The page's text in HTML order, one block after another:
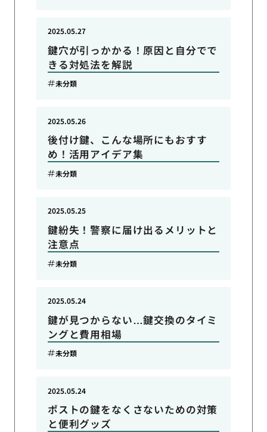
鍵穴が引っかかる！原因と自分でで
きる対処法を解説
2025.05.27
未分類
後付け鍵、こんな場所にもおすす
め！活用アイデア集
2025.05.26
未分類
鍵紛失！警察に届け出るメリットと
注意点
2025.05.25
未分類
鍵が見つからない…鍵交換のタイミ
ングと費用相場
2025.05.24
未分類
ポストの鍵をなくさないための対策
と便利グッズ
2025.05.24